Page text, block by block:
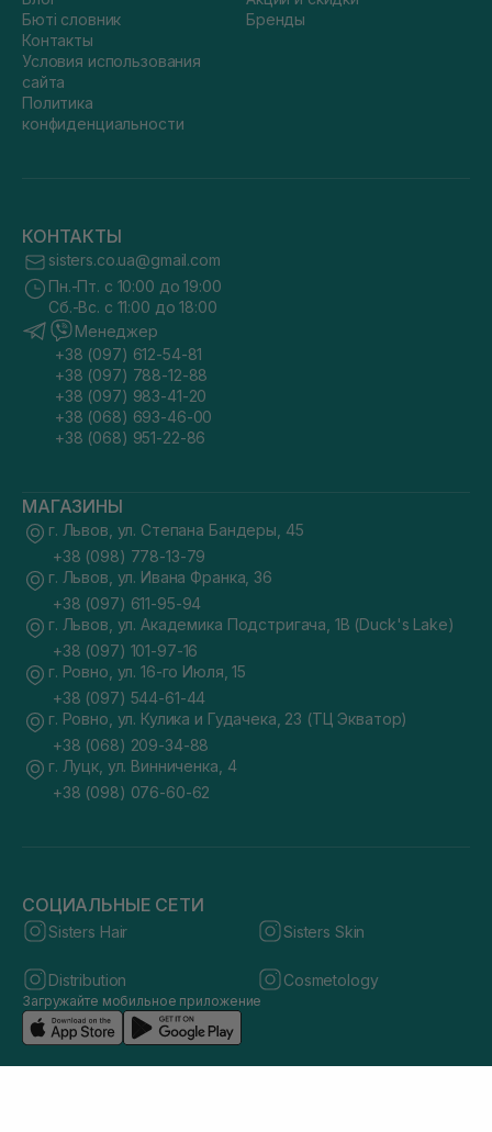
Бюті словник
Контакты
Условия использования
сайта
Политика
конфиденциальности
Бренды
КОНТАКТЫ
sisters.co.ua@gmail.com
Пн.-Пт. с 10:00 до 19:00
Сб.-Вс. с 11:00 до 18:00
Менеджер
+38 (097) 612-54-81
+38 (097) 788-12-88
+38 (097) 983-41-20
+38 (068) 693-46-00
+38 (068) 951-22-86
МАГАЗИНЫ
г. Львов, ул. Степана Бандеры, 45
+38 (098) 778-13-79
г. Львов, ул. Ивана Франка, 36
+38 (097) 611-95-94
г. Львов, ул. Академика Подстригача, 1В (Duck's Lake)
+38 (097) 101-97-16
г. Ровно, ул. 16-го Июля, 15
+38 (097) 544-61-44
г. Ровно, ул. Кулика и Гудачека, 23 (ТЦ Экватор)
+38 (068) 209-34-88
г. Луцк, ул. Винниченка, 4
+38 (098) 076-60-62
СОЦИАЛЬНЫЕ СЕТИ
Sisters Hair Sisters Skin
Distribution Cosmetology
Загружайте мобильное приложение